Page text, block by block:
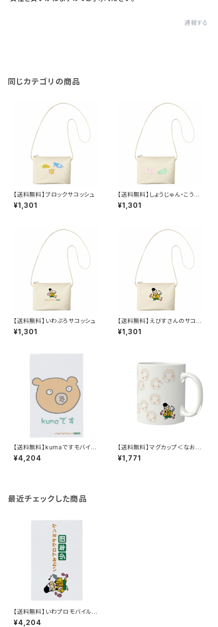
通報する
同じカテゴリの商品
【送料無料】ブロックサコッシュ
¥1,301
【送料無料】しょうじゅん・こうじ
ゅんサコッシュ
¥1,301
【送料無料】いわぷろサコッシュ
¥1,301
【送料無料】えびすさんのサコッ
シュ
¥1,301
【送料無料】kumaですモバイル
チャージャー(5000mAh)
¥4,204
【送料無料】マグカップ＜なおや
とえびす＞
¥1,771
最近チェックした商品
【送料無料】いわプロモバイルチ
ャージャー(5000mAh)
¥4,204